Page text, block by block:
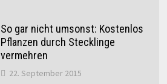
So gar nicht umsonst: Kostenlos
Pflanzen durch Stecklinge
vermehren
22. September 2015